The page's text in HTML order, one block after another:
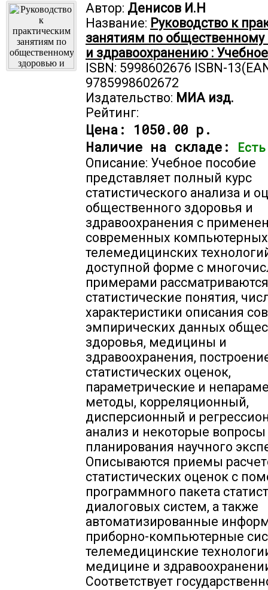
Автор: Денисов И.Н
Название: Руководство к
занятиям по
и здравоохранению :
ISBN: 5998602676 ISBN-
9785998602672
Издательство: МИА изд.
Рейтинг:
Цена: 1050.00 р.
Наличие на складе:
Описание: Учебное пособие
представляет полный курс
статистического анализа и
общественного здоровья и
здравоохранения с
современных
телемедицинских
доступной форме с
примерами
статистические понятия,
характеристики описания
эмпирических данных
здоровья, медицины и
здравоохранения,
статистических оценок,
параметрические и
методы, корреляционный,
дисперсионный и
анализ и некоторые вопросы
планирования научного
Описываются приемы
статистических оценок с
программного пакета
диалоговых систем, а также
автоматизированные
приборно-компьютерные
телемедицинские
медицине и
Соответствует